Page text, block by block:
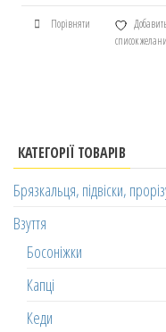
Порівняти
список
КАТЕГОРІЇ ТОВАРІВ
Брязкальця, підвіски,
Взуття
Босоніжки
Капці
Кеди